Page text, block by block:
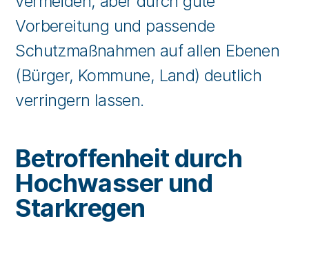
Vorbereitung und passende
Schutzmaßnahmen auf allen Ebenen
(Bürger, Kommune, Land) deutlich
verringern lassen.
Betroffenheit durch
Hochwasser und
Starkregen